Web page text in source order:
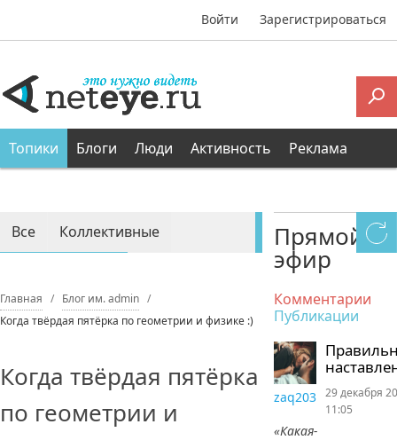
Войти Зарегистрироваться
Топики Блоги Люди Активность Реклама
Все Коллективные
Главная
Блог им. admin
Когда твёрдая пятёрка по геометрии и физике :)
Когда твёрдая пятёрка
по геометрии и
Прямой
эфир
Комментарии
Публикации
zaq203
«Какая-
29 декабря
11:05